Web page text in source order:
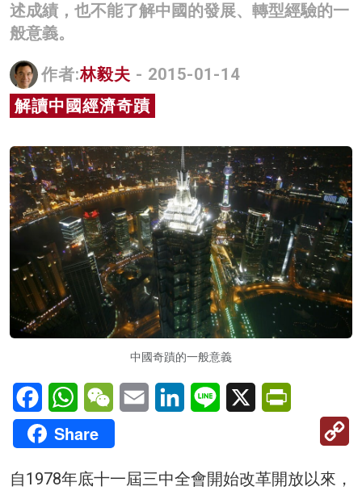
灼見活動
關於我們
述成績，也不能了解中國的發展、轉型經驗的一
般意義。
作者:林毅夫 - 2015-01-14
解讀中國經濟奇蹟
中國奇蹟的一般意義
FacebookWhatsAppWeChatEmail LinkedInLine X
Share
自1978年底十一屆三中全會開始改革開放以來，